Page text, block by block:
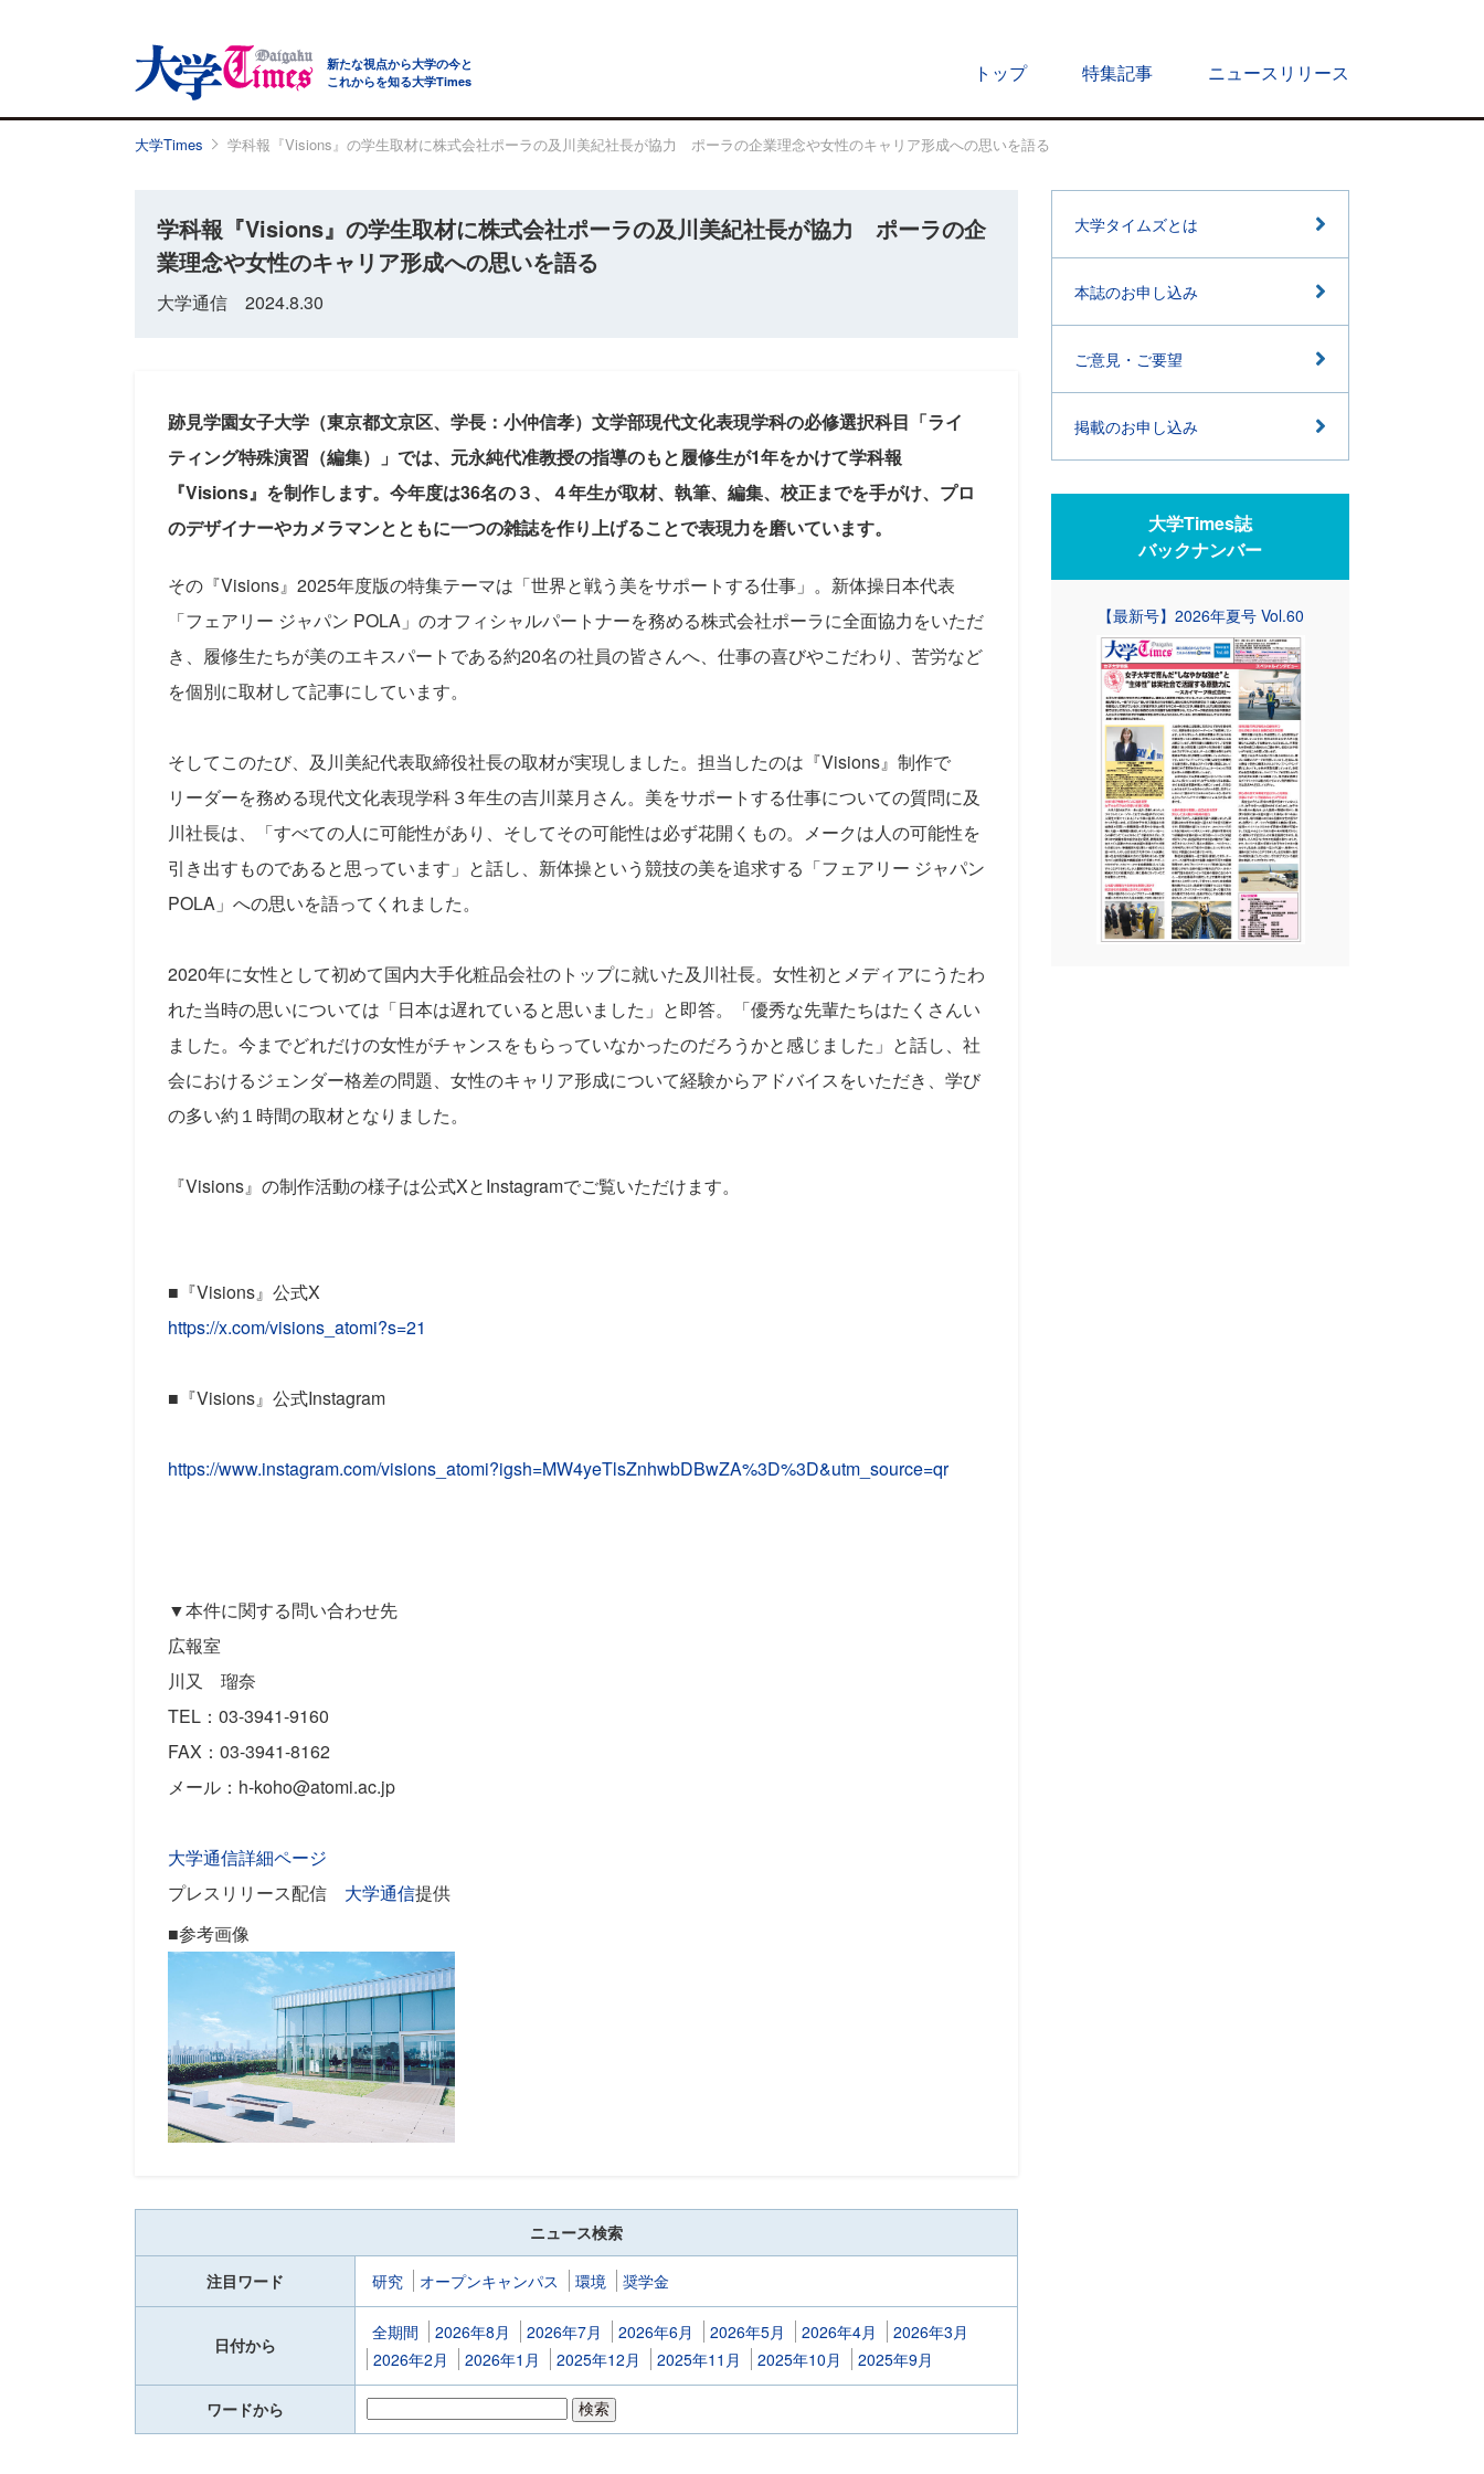
新たな視点から大学の今と
これからを知る大学Times
トップ 特集記事 ニュースリリース
大学Times 学科報『Visions』の学生取材に株式会社ポーラの及川美紀社長が協力 ポーラの企業理念や女性のキャリア形成への思いを語る
学科報『Visions』の学生取材に株式会社ポーラの及川美紀社長が協力 ポーラの企
業理念や女性のキャリア形成への思いを語る
大学通信 2024.8.30
跡見学園女子大学（東京都文京区、学長：小仲信孝）文学部現代文化表現学科の必修選択科目「ライ
ティング特殊演習（編集）」では、元永純代准教授の指導のもと履修生が1年をかけて学科報
『Visions』を制作します。今年度は36名の３、４年生が取材、執筆、編集、校正までを手がけ、プロ
のデザイナーやカメラマンとともに一つの雑誌を作り上げることで表現力を磨いています。
その『Visions』2025年度版の特集テーマは「世界と戦う美をサポートする仕事」。新体操日本代表
「フェアリー ジャパン POLA」のオフィシャルパートナーを務める株式会社ポーラに全面協力をいただ
き、履修生たちが美のエキスパートである約20名の社員の皆さんへ、仕事の喜びやこだわり、苦労など
を個別に取材して記事にしています。
そしてこのたび、及川美紀代表取締役社長の取材が実現しました。担当したのは『Visions』制作で
リーダーを務める現代文化表現学科３年生の吉川菜月さん。美をサポートする仕事についての質問に及
川社長は、「すべての人に可能性があり、そしてその可能性は必ず花開くもの。メークは人の可能性を
引き出すものであると思っています」と話し、新体操という競技の美を追求する「フェアリー ジャパン
POLA」への思いを語ってくれました。
2020年に女性として初めて国内大手化粧品会社のトップに就いた及川社長。女性初とメディアにうたわ
れた当時の思いについては「日本は遅れていると思いました」と即答。「優秀な先輩たちはたくさんい
ました。今までどれだけの女性がチャンスをもらっていなかったのだろうかと感じました」と話し、社
会におけるジェンダー格差の問題、女性のキャリア形成について経験からアドバイスをいただき、学び
の多い約１時間の取材となりました。
『Visions』の制作活動の様子は公式XとInstagramでご覧いただけます。
■『Visions』公式X
https://x.com/visions_atomi?s=21
■『Visions』公式Instagram
https://www.instagram.com/visions_atomi?igsh=MW4yeTlsZnhwbDBwZA%3D%3D&utm_source=qr
▼本件に関する問い合わせ先
広報室
川又 瑠奈
TEL：03-3941-9160
FAX：03-3941-8162
メール：h-koho@atomi.ac.jp
大学通信詳細ページ
プレスリリース配信 大学通信提供
■参考画像
ニュース検索
注目ワード 研究 オープンキャンパス 環境 奨学金
日付から
全期間 2026年8月 2026年7月 2026年6月 2026年5月 2026年4月
2026年3月
2026年2月
2026年1月 2025年12月 2025年11月 2025年10月 2025年9月
ワードから
大学タイムズとは
本誌のお申し込み
ご意見・ご要望
掲載のお申し込み
大学Times誌
バックナンバー
【最新号】2026年夏号 Vol.60